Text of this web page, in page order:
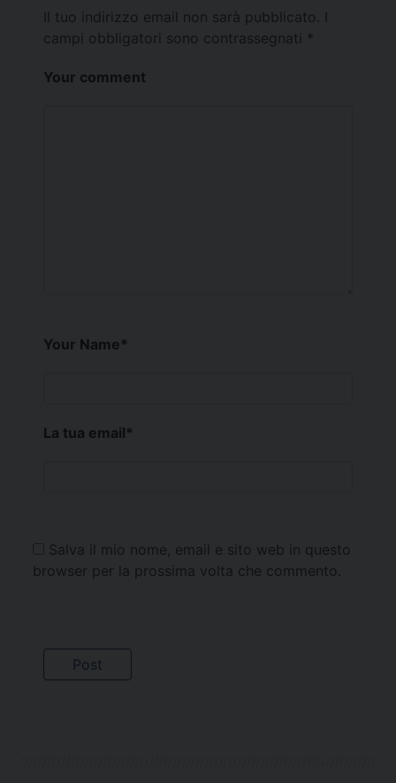
Il tuo indirizzo email non sarà pubblicato.
campi obbligatori sono contrassegnati *
Your comment
Your Name*
La tua email*
Salva il mio nome, email e sito web in questo
browser per la prossima volta che commento.